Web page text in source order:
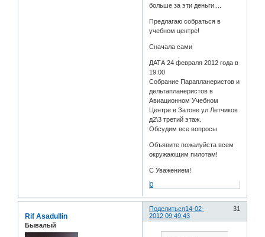
больше за эти деньги....
Предлагаю собраться в
учебном центре!
Сначала сами
ДАТА 24 февраля 2012 года в
19:00
Собрание Парапланеристов и
дельтапланеристов в
Авиационном Учебном
Центре в Затоне ул Летчиков
д2\3 третий этаж.
Обсудим все вопросы
Объявите пожалуйста всем
окружающим пилотам!
С Уважением!
0
Поделиться 31
14-02-
2012 09:49:43
Rif Asadullin
Бывалый